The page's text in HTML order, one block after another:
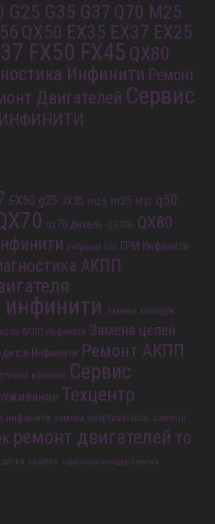
G25 G35 G37 Q70 M25
QX50 EX35 EX37 EX25
FX50 FX45 QX80
Инфинити Ремонт
Двигателей Сервис
FX50 g25 JX35 m25 m35 M37 q50
qx70 дизель QX70D QX80
Вибрация Q50 ГРМ Инфинити
АКПП
Замена колодок
АКПП Инфинити Замена цепей
Инфинити Ремонт АКПП
колонки Сервис
Техцентр
инфинити замена амортизаторов замена
ремонт двигателей то
замена тормозные колодки замена